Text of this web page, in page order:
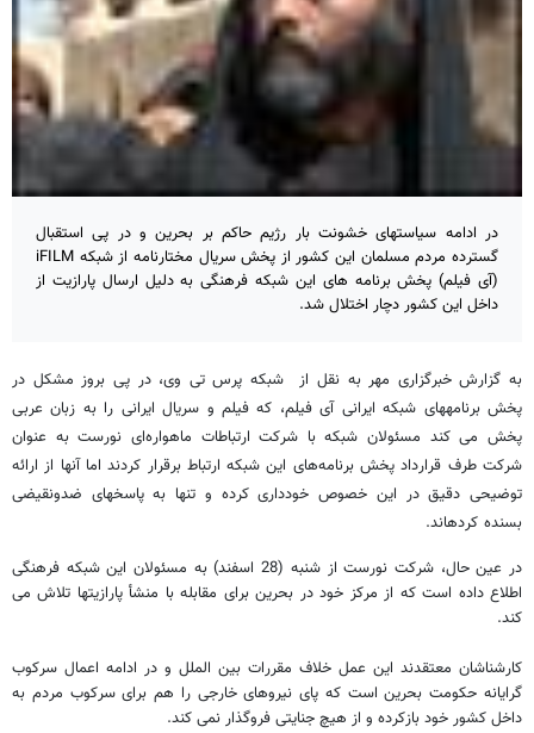
در ادامه سیاستهای خشونت بار رژیم حاکم بر بحرین و در پی استقبال
گسترده مردم مسلمان این کشور از پخش سریال مختارنامه از شبکه iFILM
(آی فیلم) پخش برنامه‎ های این شبکه فرهنگی به دلیل ارسال پارازیت از
داخل این کشور دچار اختلال شد.
به گزارش خبرگزاری مهر به نقل از شبکه پرس تی ‎وی، در پی بروز مشکل در
پخش برنامه‎های شبکه ایرانی آی فیلم، که فیلم و سریال ایرانی را به زبان عربی
پخش می‎ کند مسئولان شبکه با شرکت ارتباطات ماهواره‌ای نورست به عنوان
شرکت طرف قرارداد پخش برنامه‌های این شبکه ارتباط برقرار کردند اما آنها از ارائه
توضیحی دقیق در این خصوص خودداری کرده و تنها به پاسخهای ضدونقیضی
بسنده کرده‎اند.
در عین حال، شرکت نورست از شنبه (28 اسفند) به مسئولان این شبکه فرهنگی
اطلاع داده است که از مرکز خود در بحرین برای مقابله با منشأ پارازیتها تلاش می‌
کند.
کارشناشان معتقدند این عمل خلاف مقررات بین ‎الملل و در ادامه اعمال سرکوب
‌گرایانه حکومت بحرین است که پای نیروهای خارجی را هم برای سرکوب مردم به
داخل کشور خود بازکرده و از هیچ جنایتی فروگذار نمی ‌کند.